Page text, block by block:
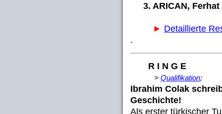
3. ARICAN,
► Detaillierte
.
R I N G E
> Qualifikation;
Ibrahim Colak
Geschichte!
Als erster türkischer